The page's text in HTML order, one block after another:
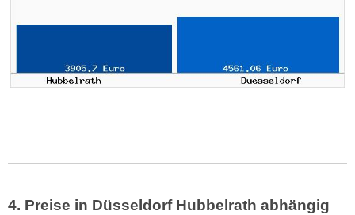
4. Preise in Düsseldorf Hubbelrath abhängig